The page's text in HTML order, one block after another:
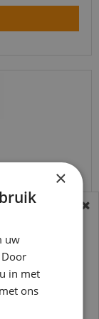
zijn wij
niet
je van ons
×
uw
in met
ons